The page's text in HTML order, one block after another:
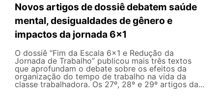
Novos artigos de dossiê debatem saúde
mental, desigualdades de gênero e
impactos da jornada 6x1
O dossiê “Fim da Escala 6×1 e Redução da
Jornada de Trabalho” publicou mais três textos
que aprofundam o debate sobre os efeitos da
organização do tempo de trabalho na vida da
classe trabalhadora. Os 27º, 28º e 29º artigos da...